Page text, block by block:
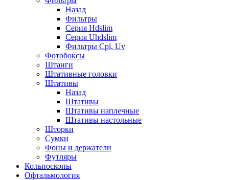
Назад
Фильтры
Серия Hdslim
Серия Uhdslim
Фильтры Cpl, Uv
Фотобоксы
Штанги
Штативные головки
Штативы
Назад
Штативы
Штативы наплечные
Штативы настольные
Шторки
Сумки
Фоны и держатели
Футляры
Кольпоскопы
Офтальмология